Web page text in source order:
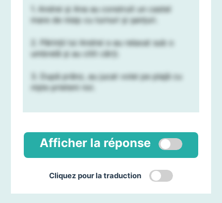
1. Andrei și Ana au construit un castel
mare de nisip cu turnuri și șanțuri.
2. Părinții lui Andrei s-au relaxat sub o
umbrelă și au citit cărți.
3. După prânz, au jucat volei pe plajă cu
niște prieteni noi.
Afficher la réponse
Cliquez pour la traduction